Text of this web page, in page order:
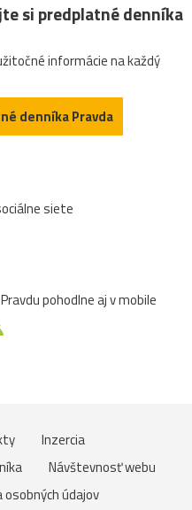
si predplatné denníka
informácie na každý
denníka Pravda
siete
pohodlne aj v mobile
Inzercia
Návštevnosť webu
osobných údajov